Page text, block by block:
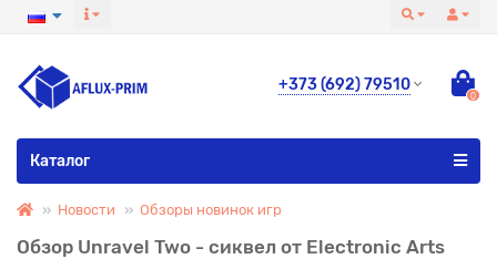
+373 (692) 79510
0
Все категории
Каталог
Новости Обзоры новинок игр
Обзор Unravel Two - сиквел от Electronic Arts